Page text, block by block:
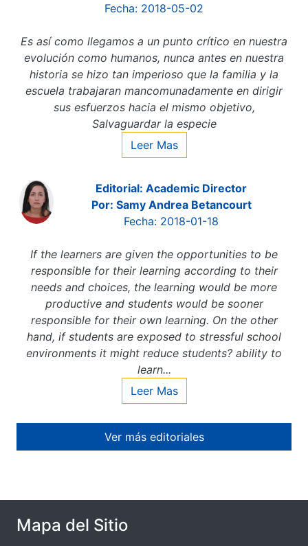
Fecha: 2018-05-02
Es así como llegamos a un punto crítico en nuestra
evolución como humanos, nunca antes en nuestra
historia se hizo tan imperioso que la familia y la
escuela trabajaran mancomunadamente en dirigir
sus esfuerzos hacia el mismo objetivo,
Salvaguardar la especie
Leer Mas
Editorial: Academic Director
Por: Samy Andrea Betancourt
Fecha: 2018-01-18
If the learners are given the opportunities to be
responsible for their learning according to their
needs and choices, the learning would be more
productive and students would be sooner
responsible for their own learning. On the other
hand, if students are exposed to stressful school
environments it might reduce students? ability to
learn...
Leer Mas
Ver más editoriales
Mapa del Sitio